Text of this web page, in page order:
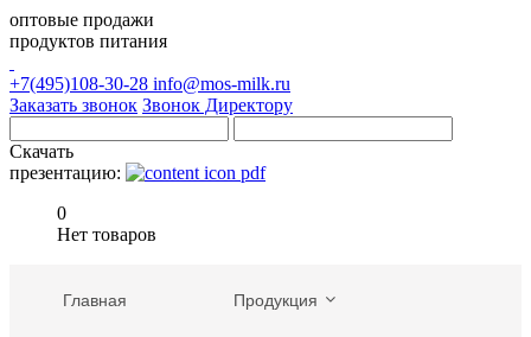
оптовые продажи
продуктов питания
+7(495)108-30-28 info@mos-milk.ru
Заказать звонок Звонок Директору
Скачать
презентацию:
0
Нет товаров
Главная Продукция